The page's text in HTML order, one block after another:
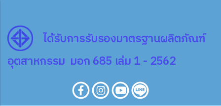
ได้รับการรับรองมาตรฐานผลิตภัณฑ์
อุตสาหกรรม มอก 685 เล่ม 1 - 2562